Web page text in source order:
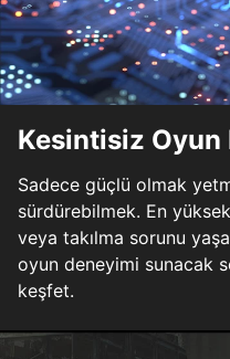
Kesintisiz Oyun
Sadece güçlü olmak
sürdürebilmek. En
veya takılma sorunu
oyun deneyimi sunacak
keşfet.